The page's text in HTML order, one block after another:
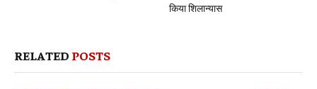
किया शिलान्यास
RELATED POSTS